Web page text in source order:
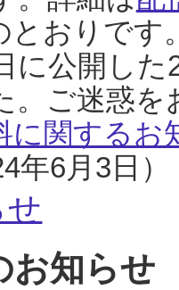
とおりです
に公開し
。ご迷惑
に関するお
年6月3日）
お知らせ